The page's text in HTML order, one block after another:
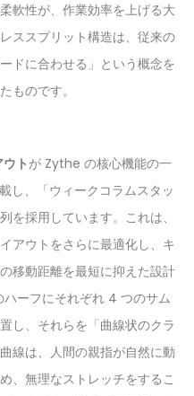
軟性が、作業効率を上げる大
ススプリット構造は、従来の
ドに合わせる」という概念を
ものです。
トが Zythe の核心機能の一
し、「ウィークコラムスタッ
を採用しています。これは、
アウトをさらに最適化し、キ
移動距離を最短に抑えた設計
ーフにそれぞれ 4 つのサム
し、それらを「曲線状のクラ
線は、人間の親指が自然に動
、無理なストレッチをするこ